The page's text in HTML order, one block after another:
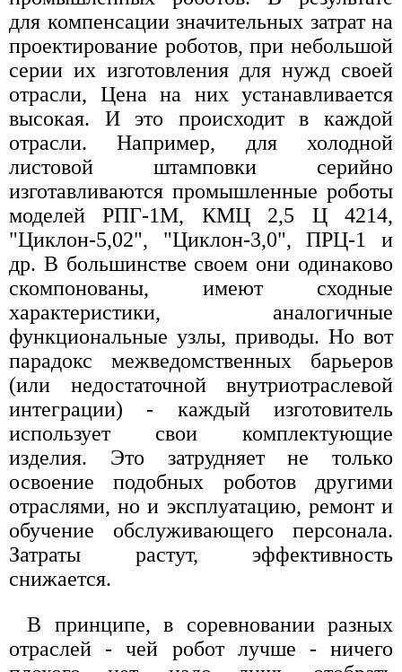
для компенсации значительных затрат на
проектирование роботов, при небольшой
серии их изготовления для нужд своей
отрасли, Цена на них устанавливается
высокая. И это происходит в каждой
отрасли. Например, для холодной
листовой штамповки серийно
изготавливаются промышленные роботы
моделей РПГ-1М, КМЦ 2,5 Ц 4214,
"Циклон-5,02", "Циклон-3,0", ПРЦ-1 и
др. В большинстве своем они одинаково
скомпонованы, имеют сходные
характеристики, аналогичные
функциональные узлы, приводы. Но вот
парадокс межведомственных барьеров
(или недостаточной внутриотраслевой
интеграции) - каждый изготовитель
использует свои комплектующие
изделия. Это затрудняет не только
освоение подобных роботов другими
отраслями, но и эксплуатацию, ремонт и
обучение обслуживающего персонала.
Затраты растут, эффективность
снижается.
В принципе, в соревновании разных
отраслей - чей робот лучше - ничего